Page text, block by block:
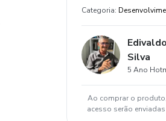
Categoria:
Silva
5 Ano
Ao comprar o
acesso serão